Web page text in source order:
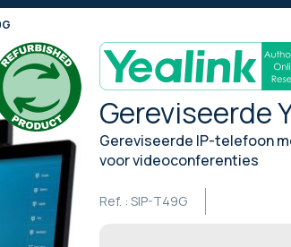
Gereviseerde
Gereviseerde IP-telefoon
voor videoconferenties
Ref. : SIP-T49G